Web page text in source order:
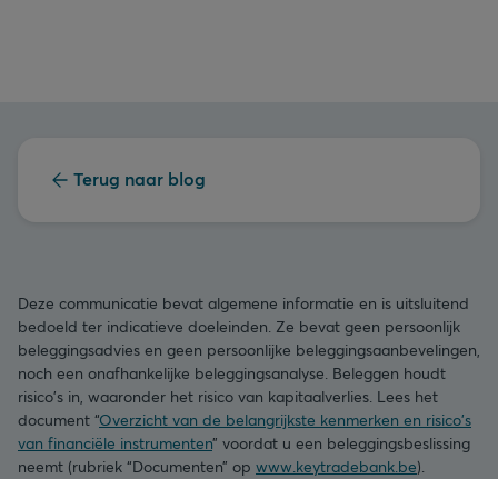
Terug naar blog
Deze communicatie bevat algemene informatie en is uitsluitend
bedoeld ter indicatieve doeleinden. Ze bevat geen persoonlijk
beleggingsadvies en geen persoonlijke beleggingsaanbevelingen,
noch een onafhankelijke beleggingsanalyse. Beleggen houdt
risico's in, waaronder het risico van kapitaalverlies. Lees het
document “Overzicht van de belangrijkste kenmerken en risico's
van financiële instrumenten” voordat u een beleggingsbeslissing
neemt (rubriek “Documenten” op www.keytradebank.be).